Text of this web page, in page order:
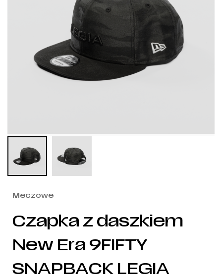
Meczowe
Czapka z daszkiem
New Era 9FIFTY
SNAPBACK LEGIA